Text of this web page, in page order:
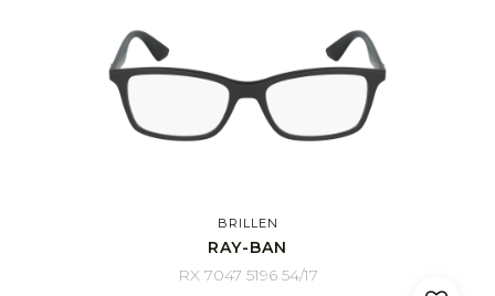
BRILLEN
RAY-BAN
RX 7047 5196 54/17